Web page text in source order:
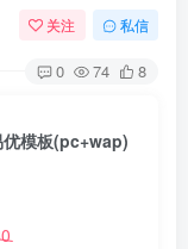
关注 私信
0 74 8
模板(pc+wap)